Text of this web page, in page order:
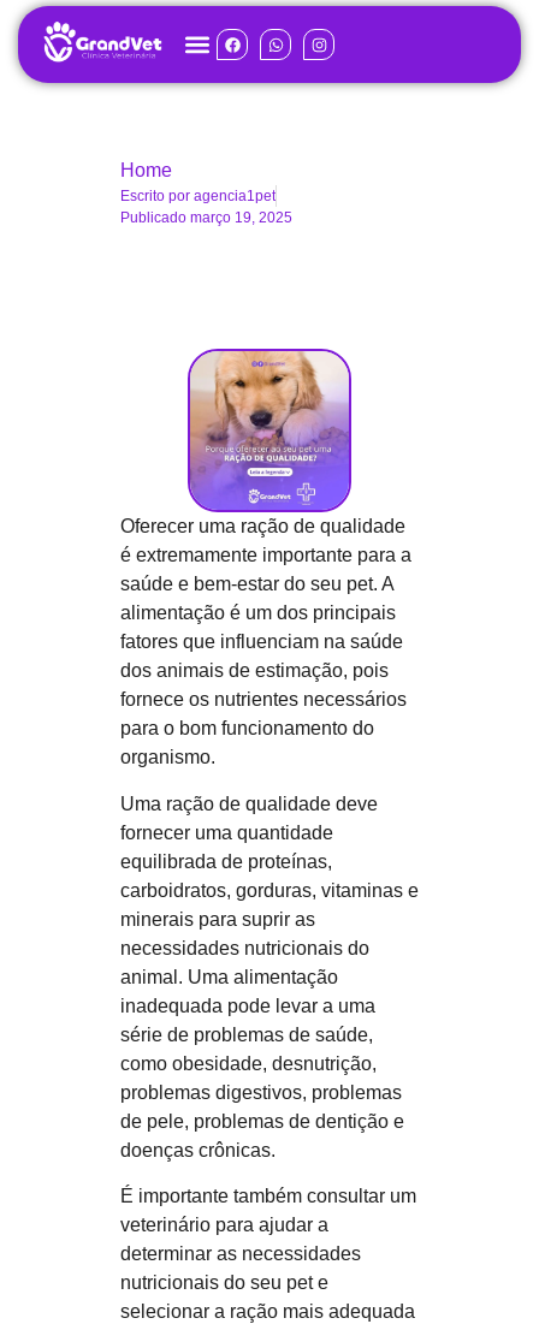
Home
Escrito por agencia1pet
Publicado março 19, 2025
Oferecer uma ração de qualidade
é extremamente importante para a
saúde e bem-estar do seu pet. A
alimentação é um dos principais
fatores que influenciam na saúde
dos animais de estimação, pois
fornece os nutrientes necessários
para o bom funcionamento do
organismo.
Uma ração de qualidade deve
fornecer uma quantidade
equilibrada de proteínas,
carboidratos, gorduras, vitaminas e
minerais para suprir as
necessidades nutricionais do
animal. Uma alimentação
inadequada pode levar a uma
série de problemas de saúde,
como obesidade, desnutrição,
problemas digestivos, problemas
de pele, problemas de dentição e
doenças crônicas.
É importante também consultar um
veterinário para ajudar a
determinar as necessidades
nutricionais do seu pet e
selecionar a ração mais adequada